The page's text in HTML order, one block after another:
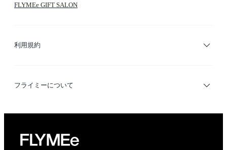
FLYMEe GIFT SALON
利用規約
利用規約
フライミーについて